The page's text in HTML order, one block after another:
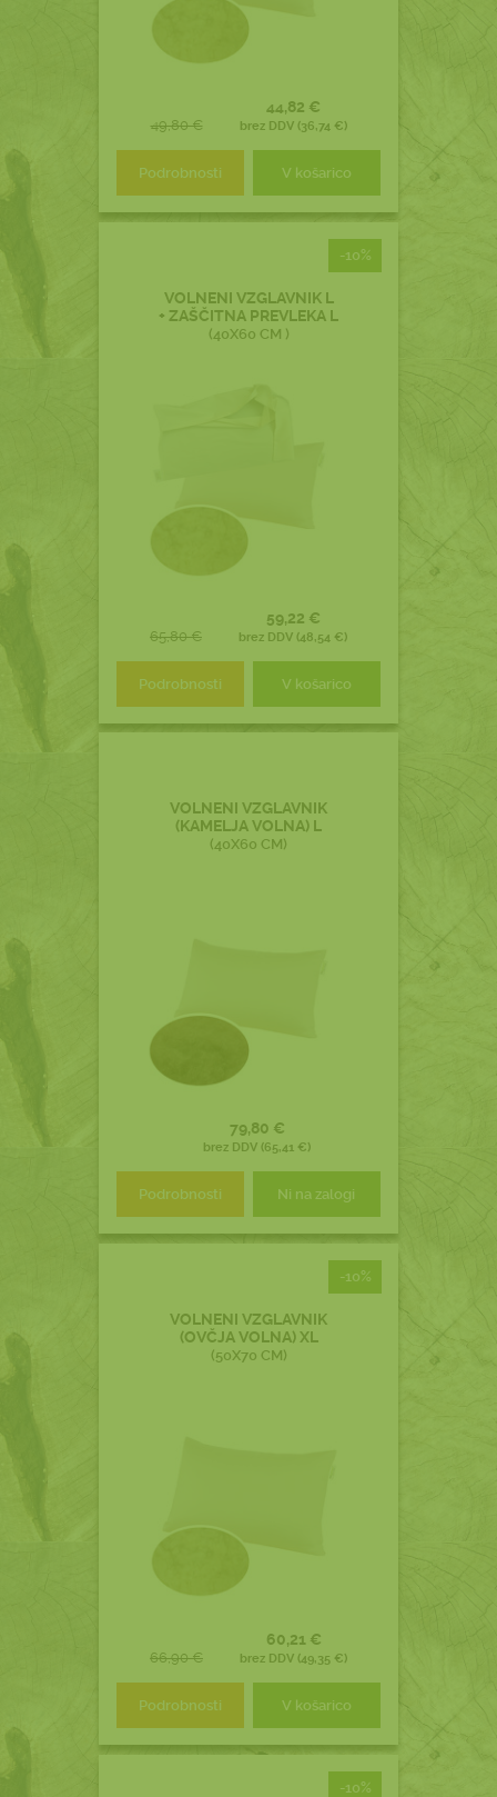
49,80 €
44,82 €
brez DDV (36,74 €)
Podrobnosti V košarico
-10%
VOLNENI VZGLAVNIK L
+ ZAŠČITNA PREVLEKA L
(40X60 CM )
65,80 €
59,22 €
brez DDV (48,54 €)
Podrobnosti V košarico
VOLNENI VZGLAVNIK
(KAMELJA VOLNA) L
(40X60 CM)
79,80 €
brez DDV (65,41 €)
Podrobnosti Ni na zalogi
-10%
VOLNENI VZGLAVNIK
(OVČJA VOLNA) XL
(50X70 CM)
66,90 €
60,21 €
brez DDV (49,35 €)
Podrobnosti V košarico
-10%